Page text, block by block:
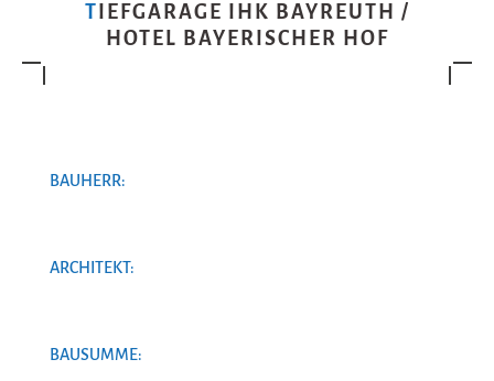
TIEFGARAGE IHK BAYREUTH /
HOTEL BAYERISCHER HOF
BAUHERR:
ARCHITEKT:
BAUSUMME: